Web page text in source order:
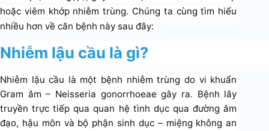
hoặc viêm khớp nhiễm trùng. Chúng ta cùng tìm hiểu
nhiều hơn về căn bệnh này sau đây:
Nhiễm lậu cầu là gì?
Nhiễm lậu cầu là một bệnh nhiễm trùng do vi khuẩn
Gram âm – Neisseria gonorrhoeae gây ra. Bệnh lây
truyền trực tiếp qua quan hệ tình dục qua đường âm
đạo, hậu môn và bộ phận sinh dục – miệng không an